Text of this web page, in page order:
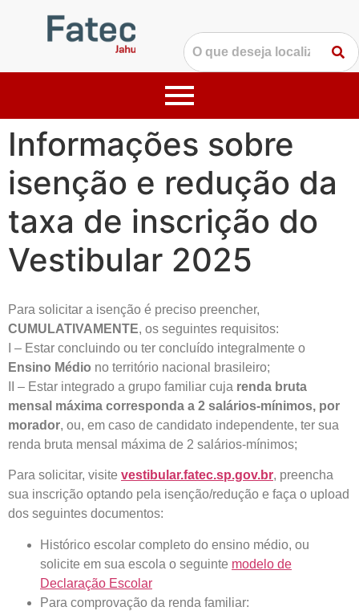
Informações sobre
isenção e redução da
taxa de inscrição do
Vestibular 2025
Para solicitar a isenção é preciso preencher,
CUMULATIVAMENTE, os seguintes requisitos:
I – Estar concluindo ou ter concluído integralmente o
Ensino Médio no território nacional brasileiro;
II – Estar integrado a grupo familiar cuja renda bruta
mensal máxima corresponda a 2 salários-mínimos, por
morador, ou, em caso de candidato independente, ter sua
renda bruta mensal máxima de 2 salários-mínimos;
Para solicitar, visite vestibular.fatec.sp.gov.br, preencha
sua inscrição optando pela isenção/redução e faça o upload
dos seguintes documentos:
Histórico escolar completo do ensino médio, ou
solicite em sua escola o seguinte modelo de
Declaração Escolar
Para comprovação da renda familiar: